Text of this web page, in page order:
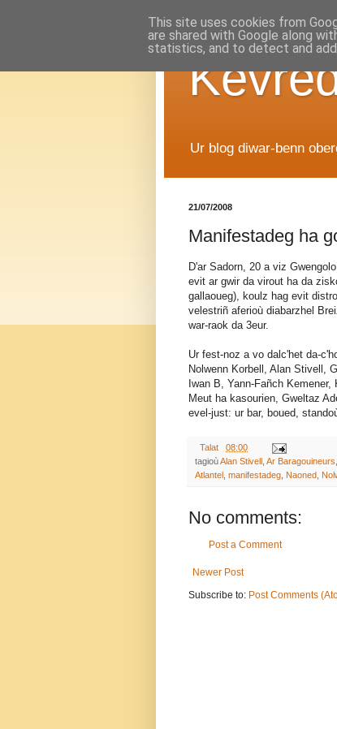
Ur blog diwar-benn
21/07/2008
Manifestadeg ha
D'ar Sadorn, 20 a viz
evit ar gwir da virout ha da
gallaoueg), koulz hag evit
velestriñ aferioù diabarzhel
war-raok da 3eur.
Ur fest-noz a vo dalc'het da-
Nolwenn Korbell, Alan Stivell,
Iwan B, Yann-Fañch
Meut ha kasourien, Gweltaz
evel-just: ur bar, boued,
Talat
08:00
tagioùAlan Stivell Ar Baragouineurs
Atlantel manifestadeg Naoned
No comments:
Post a Comment
Newer Post
Subscribe to: Post Comments
This site uses cookies from
are shared with Google along
statistics, and to detect and